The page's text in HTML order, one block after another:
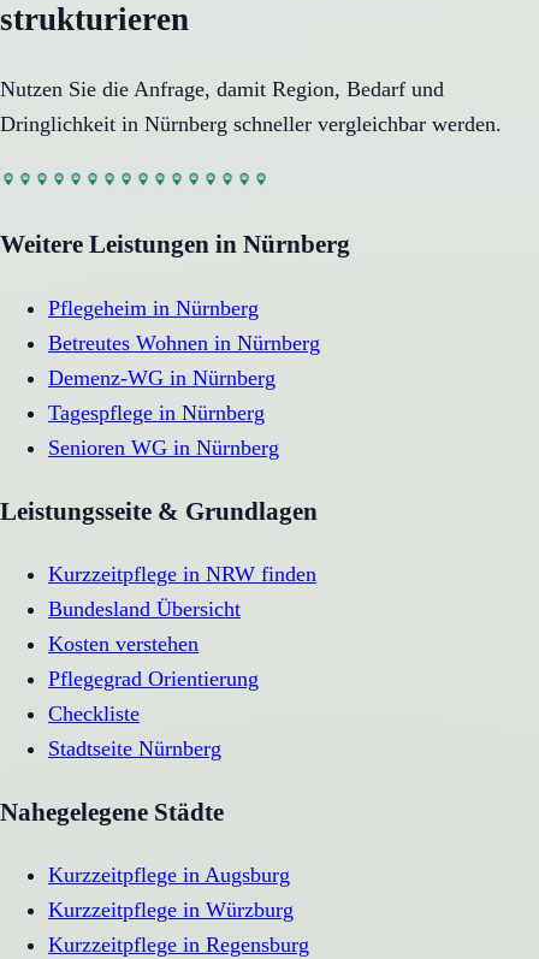
strukturieren
Nutzen Sie die Anfrage, damit Region, Bedarf und
Dringlichkeit in Nürnberg schneller vergleichbar werden.
Weitere Leistungen in Nürnberg
Pflegeheim in Nürnberg
Betreutes Wohnen in Nürnberg
Demenz-WG in Nürnberg
Tagespflege in Nürnberg
Senioren WG in Nürnberg
Leistungsseite & Grundlagen
Kurzzeitpflege in NRW finden
Bundesland Übersicht
Kosten verstehen
Pflegegrad Orientierung
Checkliste
Stadtseite Nürnberg
Nahegelegene Städte
Kurzzeitpflege in Augsburg
Kurzzeitpflege in Würzburg
Kurzzeitpflege in Regensburg